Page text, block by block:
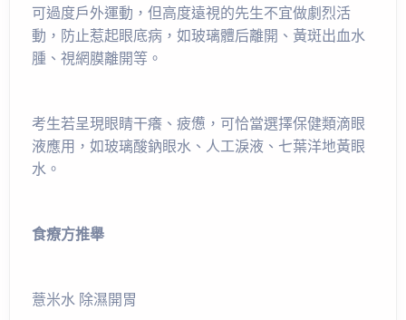
可過度戶外運動，但高度遠視的先生不宜做劇烈活
動，防止惹起眼底病，如玻璃體后離開、黃斑出血水
腫、視網膜離開等。
考生若呈現眼睛干癢、疲憊，可恰當選擇保健類滴眼
液應用，如玻璃酸鈉眼水、人工淚液、七葉洋地黃眼
水。
食療方推舉
薏米水 除濕開胃